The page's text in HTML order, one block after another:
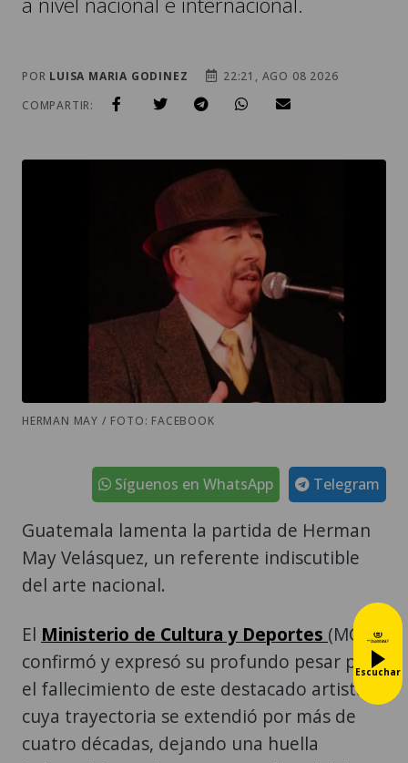
POR LUISA MARIA GODINEZ
22:21, AGO 08 2026
COMPARTIR:
HERMAN MAY / FOTO: FACEBOOK
Telegram
Síguenos en WhatsApp
Guatemala lamenta la partida de Herman
May Velásquez, un referente indiscutible
del arte nacional.
El Ministerio de Cultura y Deportes (MCD)
confirmó y expresó su profundo pesar por
el fallecimiento de este destacado artista,
cuya trayectoria se extendió por más de
cuatro décadas, dejando una huella
Escuchar